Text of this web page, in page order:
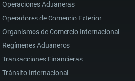
Operaciones Aduaneras
Operadores de Comercio Exterior
Organismos de Comercio Internacional
Regímenes Aduaneros
Transacciones Financieras
Tránsito Internacional